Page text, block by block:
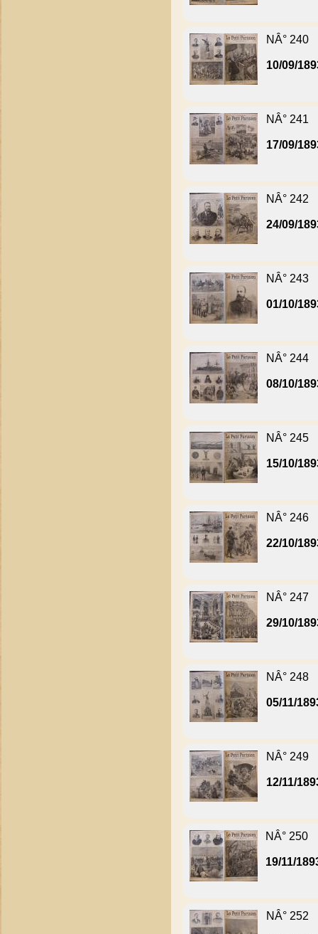
NÂ° 240
10/09/
NÂ° 241
17/09/
NÂ° 242
24/09/
NÂ° 243
01/10/
NÂ° 244
08/10/
NÂ° 245
15/10/
NÂ° 246
22/10/
NÂ° 247
29/10/
NÂ° 248
05/11/
NÂ° 249
12/11/
NÂ° 250
19/11/
NÂ° 252